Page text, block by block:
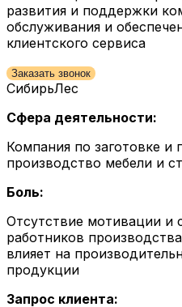
развития и поддержки
обслуживания и
клиентского сервиса
Заказать звонок
СибирьЛес
Сфера деятельности:
Компания по заготовке и
производство мебели и
Боль:
Отсутствие мотивации и
работников
влияет на
продукции
Запрос клиента: